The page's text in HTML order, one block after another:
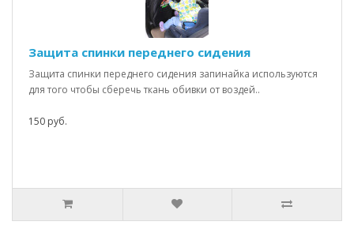
Защита спинки переднего сидения
Защита спинки переднего сидения запинайка используются
для того чтобы сберечь ткань обивки от воздей..
150 руб.